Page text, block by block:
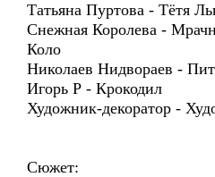
Татьяна Пуртова - Тётя
Снежная Королева -
Коло
Николаев Нидвораев -
Игорь Р - Крокодил
Художник-декоратор -
Сюжет: